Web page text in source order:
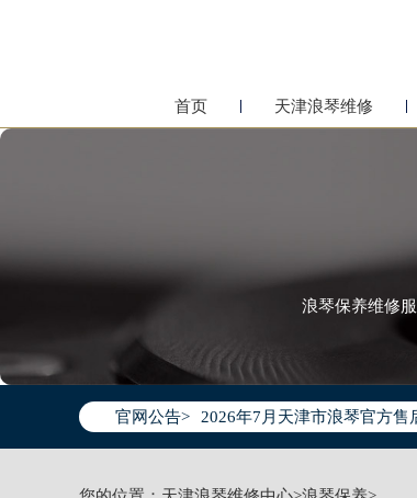
首页 天津浪琴维修
浪琴保养维修
官网公告>
2026年7月浪琴天津市售后服
2026年7月天津市浪琴官方售
2026年7月浪琴售后服务中心
天津市和平区赤峰道136号天